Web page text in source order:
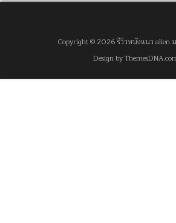
Copyright © 2026 รีวิวหนังแนว alien
Design by